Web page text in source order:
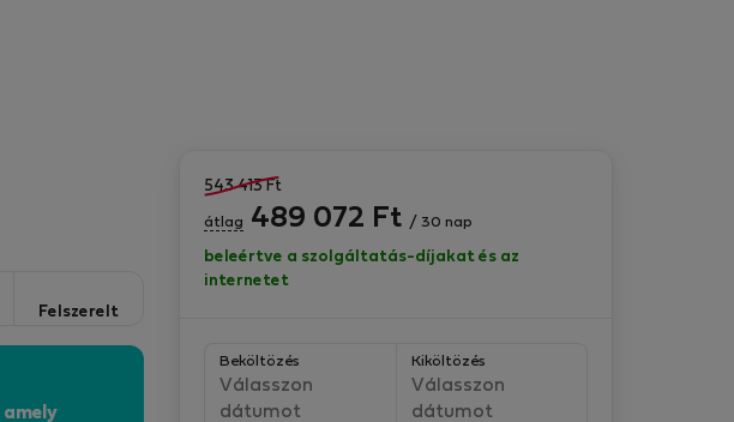
Felszerelt
amely
543 413 Ft
átlag 489 072 Ft / 30 nap
beleértve a szolgáltatás-díjakat és az
internetet
Beköltözés
Válasszon
dátumot
Kiköltözés
Válasszon
dátumot